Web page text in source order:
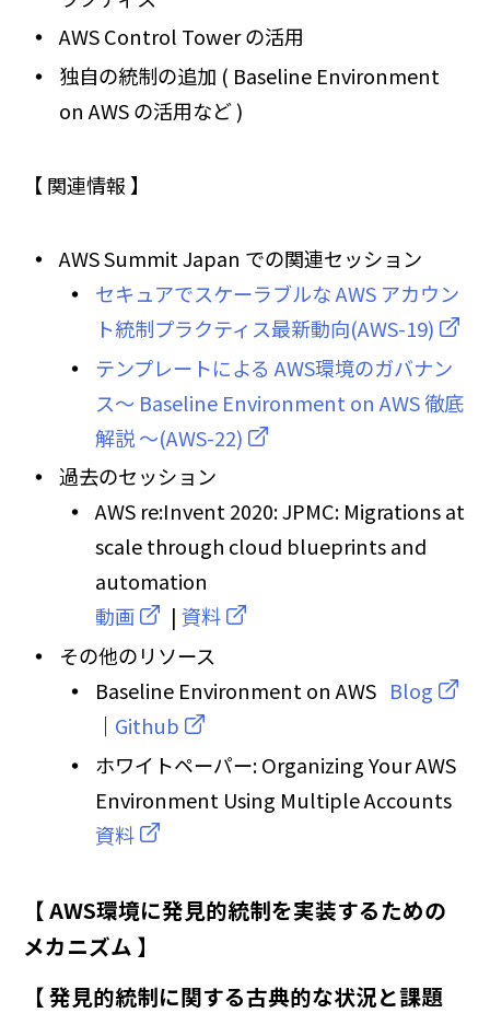
AWS Control Tower の活用
独自の統制の追加 ( Baseline Environment
on AWS の活用など )
【 関連情報 】
AWS Summit Japan での関連セッション
セキュアでスケーラブルな AWS アカウン
ト統制プラクティス最新動向(AWS-19)
テンプレートによる AWS環境のガバナン
ス〜 Baseline Environment on AWS 徹底
解説 〜(AWS-22)
過去のセッション
AWS re:Invent 2020: JPMC: Migrations at
scale through cloud blueprints and
automation
動画
| 資料
その他のリソース
Baseline Environment on AWS Blog
｜ Github
ホワイトペーパー: Organizing Your AWS
Environment Using Multiple Accounts
資料
【 AWS環境に発見的統制を実装するための
メカニズム 】
【 発見的統制に関する古典的な状況と課題